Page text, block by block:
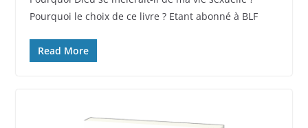
Pourquoi le choix de ce livre ? Etant abonné à BLF
Read More